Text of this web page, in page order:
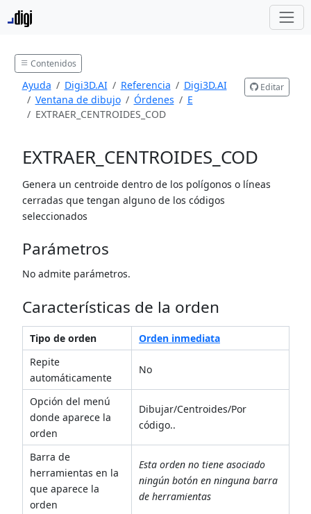
Contenidos
Ayuda Digi3D.AI Referencia
Digi3D.AI
Ventana de dibujo
Órdenes
E
EXTRAER_CENTROIDES_COD
Editar
EXTRAER_CENTROIDES_COD
Genera un centroide dentro de los polígonos o líneas
cerradas que tengan alguno de los códigos
seleccionados
Parámetros
No admite parámetros.
Características de la orden
Tipo de orden
Orden inmediata
Repite
automáticamente
No
Opción del menú
donde aparece la
orden
Dibujar/Centroides/Por
código..
Barra de
herramientas en la
que aparece la
orden
Esta orden no tiene asociado
ningún botón en ninguna barra
de herramientas